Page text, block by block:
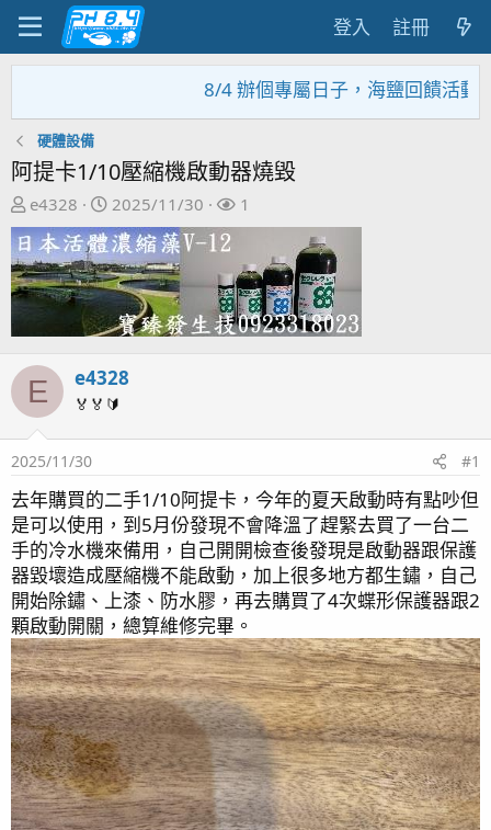
登入 註冊
8/4 辦個專屬日子，海鹽回饋活動，
硬體設備
阿提卡1/10壓縮機啟動器燒毀
主
題
發
起
人
e4328
開
始
日
期
2025/11/30
關
注
1
E e4328
🏅🏅🔰
2025/11/30 #1
去年購買的二手1/10阿提卡，今年的夏天啟動時有點吵但
是可以使用，到5月份發現不會降溫了趕緊去買了一台二
手的冷水機來備用，自己開開檢查後發現是啟動器跟保護
器毀壞造成壓縮機不能啟動，加上很多地方都生鏽，自己
開始除鏽、上漆、防水膠，再去購買了4次蝶形保護器跟2
顆啟動開關，總算維修完畢。